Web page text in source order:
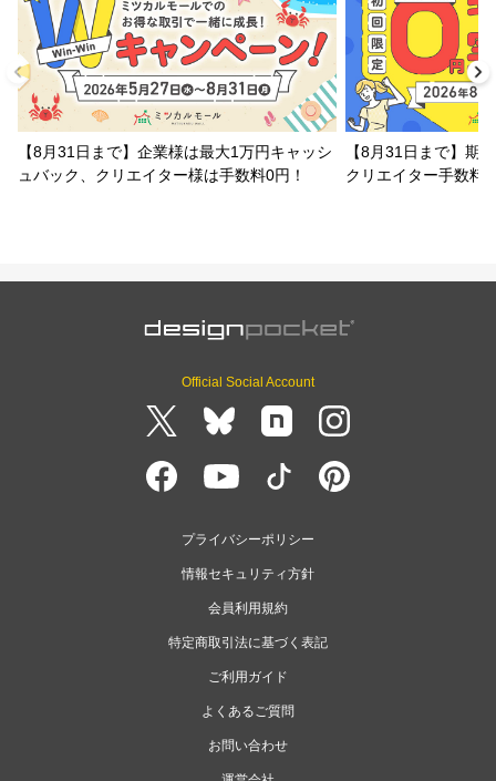
【8月31日まで】企業様は最大1万円キャッシ
ュバック、クリエイター様は手数料0円！
【8月31日まで】期
クリエイター手数料
Official Social Account
プライバシーポリシー
情報セキュリティ方針
会員利用規約
特定商取引法に基づく表記
ご利用ガイド
よくあるご質問
お問い合わせ